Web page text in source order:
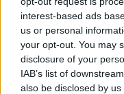
interest-based ads
us or personal
your opt-out. You may
disclosure of your
IAB’s list of
also be disclosed by
Fungus Is A